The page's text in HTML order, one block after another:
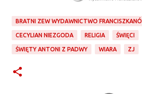
BRATNI ZEW WYDAWNICTWO
CECYLIAN NIEZGODA RELIGIA ŚWIĘCI
ŚWIĘTY ANTONI Z PADWY WIARA ZJ